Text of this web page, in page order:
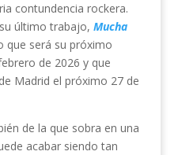
contundencia rockera.
último trabajo, Mucha
que será su próximo
de 2026 y que
Madrid el próximo 27 de
de la que sobra en una
acabar siendo tan